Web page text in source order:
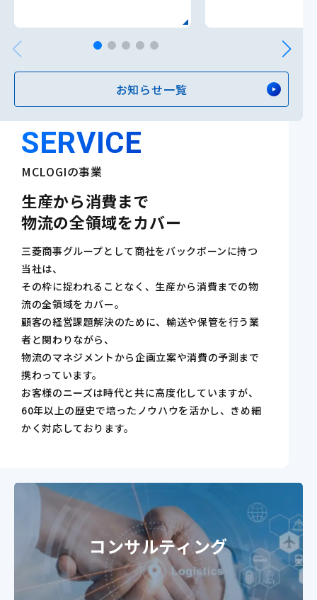
お知らせ一覧
SERVICE
MCLOGIの事業
生産から消費まで
物流の全領域をカバー
三菱商事グループとして商社をバックボーンに持つ
当社は、
その枠に捉われることなく、生産から消費までの物
流の全領域をカバー。
顧客の経営課題解決のために、輸送や保管を行う業
者と関わりながら、
物流のマネジメントから企画立案や消費の予測まで
携わっています。
お客様のニーズは時代と共に高度化していますが、
60年以上の歴史で培ったノウハウを活かし、きめ細
かく対応しております。
コンサルティング